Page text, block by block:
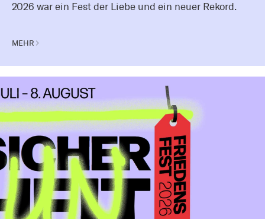
2026 war ein Fest der Liebe und ein neuer Rekord.
MEHR